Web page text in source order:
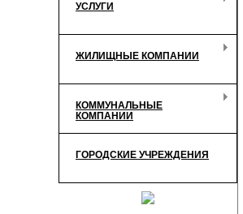
УСЛУГИ
ЖИЛИЩНЫЕ КОМПАНИИ
КОММУНАЛЬНЫЕ
КОМПАНИИ
ГОРОДСКИЕ УЧРЕЖДЕНИЯ